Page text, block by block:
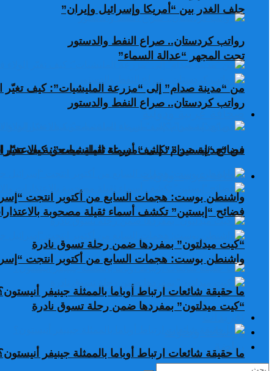
رواتب كردستان.. صراع النفط والدستور
من “مدينة صدام” إلى “مزرعة المليشيات”: كيف تغيّر
صحافة عربية ودولية
فضائح “إبستين” تكشف أسماء ثقيلة مصحوبة
واشنطن بوست: هجمات السابع من أكتوبر انتجت
“كيت ميدلتون” بمفردها ضمن رحلة تسوق نادرة
ما حقيقة شائعات ارتباط أوباما بالممثلة جينيفر
دراسات وبحوث
رياضة
حلف الغدر بين “أمريكا وإسرائيل وإيران”
تحت المجهر “عدالة السماء”
رواتب كردستان.. صراع النفط والدستور
من “مدينة صدام” إلى “مزرعة المليشيات”: كيف تغيّر
صحافة عربية ودولية
فضائح “إبستين” تكشف أسماء ثقيلة مصحوبة
واشنطن بوست: هجمات السابع من أكتوبر انتجت
“كيت ميدلتون” بمفردها ضمن رحلة تسوق نادرة
ما حقيقة شائعات ارتباط أوباما بالممثلة جينيفر